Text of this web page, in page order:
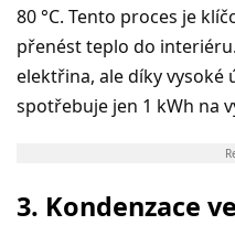
80 °C. Tento proces je
přenést teplo do interié
elektřina, ale díky vysoké
spotřebuje jen 1 kWh na
3. Kondenzace